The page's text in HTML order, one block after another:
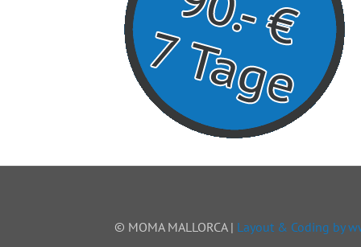
© MOMA MALLORCA | Layout & Coding by